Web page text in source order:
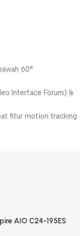
60°
Interface Forum) &
fitur motion tracking
AIO C24-195ES